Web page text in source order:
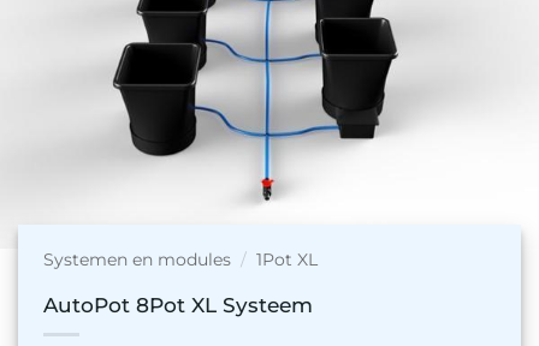
Systemen en modules / 1Pot XL
AutoPot 8Pot XL Systeem